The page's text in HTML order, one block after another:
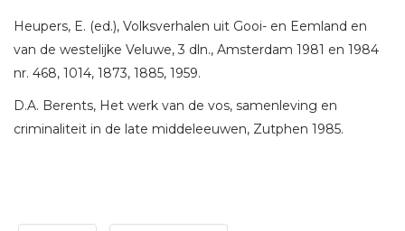
Heupers, E. (ed.), Volksverhalen uit Gooi- en Eemland en
van de westelijke Veluwe, 3 dln., Amsterdam 1981 en 1984
nr. 468, 1014, 1873, 1885, 1959.
D.A. Berents, Het werk van de vos, samenleving en
criminaliteit in de late middeleeuwen, Zutphen 1985.